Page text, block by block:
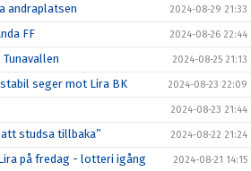
andraplatsen 2024-08-29 21:33
FF 2024-08-26 22:44
2024-08-25 21:13
seger mot Lira BK 2024-08-23 22:09
2024-08-23 21:44
studsa tillbaka” 2024-08-22 21:24
på fredag - lotteri igång 2024-08-21 14:15